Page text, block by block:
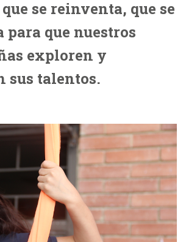
se reinventa, que se
que nuestros
exploren y
sus talentos.